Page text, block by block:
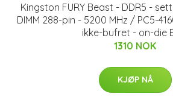
Kingston FURY Beast - DDR5 - sett
DIMM 288-pin - 5200 MHz / PC5-
ikke-bufret - on-die
1310 NOK
KJØP NÅ